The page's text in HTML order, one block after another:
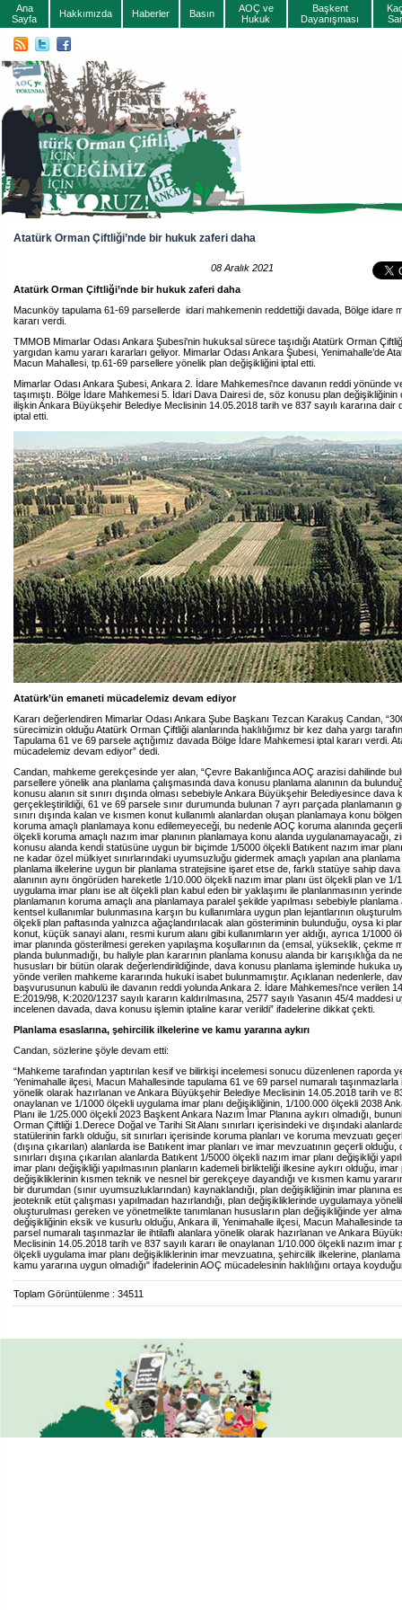
Ana
Sayfa
Hakkımızda Haberler Basın
AOÇ ve
Hukuk
Başkent
Dayanışması
Atatürk Orman Çiftliği’nde bir hukuk zaferi daha
08 Aralık 2021
Atatürk Orman Çiftliği’nde bir hukuk zaferi daha
Macunköy tapulama 61-69 parsellerde idari mahkemenin reddettiği davada, Bölge idare
kararı verdi.
TMMOB Mimarlar Odası Ankara Şubesi'nin hukuksal sürece taşıdığı Atatürk Orman
yargıdan kamu yararı kararları geliyor. Mimarlar Odası Ankara Şubesi, Yenimahalle’de
Macun Mahallesi, tp.61-69 parsellere yönelik plan değişikliğini iptal etti.
Mimarlar Odası Ankara Şubesi, Ankara 2. İdare Mahkemesi'nce davanın reddi yönünde
taşımıştı. Bölge İdare Mahkemesi 5. İdari Dava Dairesi de, söz konusu plan değişikliğinin
ilişkin Ankara Büyükşehir Belediye Meclisinin 14.05.2018 tarih ve 837 sayılı kararına dair
iptal etti.
Atatürk’ün emaneti mücadelemiz devam ediyor
Kararı değerlendiren Mimarlar Odası Ankara Şube Başkanı Tezcan Karakuş Candan,
sürecimizin olduğu Atatürk Orman Çiftliği alanlarında haklılığımız bir kez daha yargı
Tapulama 61 ve 69 parsele açtığımız davada Bölge İdare Mahkemesi iptal kararı verdi.
mücadelemiz devam ediyor” dedi.
Candan, mahkeme gerekçesinde yer alan, “Çevre Bakanlığınca AOÇ arazisi dahilinde
parsellere yönelik ana planlama çalışmasında dava konusu planlama alanının da
konusu alanın sit sınırı dışında olması sebebiyle Ankara Büyükşehir Belediyesince dava
gerçekleştirildiği, 61 ve 69 parsele sınır durumunda bulunan 7 ayrı parçada planlamanın
sınırı dışında kalan ve kısmen konut kullanımlı alanlardan oluşan planlamaya konu
koruma amaçlı planlamaya konu edilemeyeceği, bu nedenle AOÇ koruma alanında
ölçekli koruma amaçlı nazım imar planının planlamaya konu alanda uygulanamayacağı,
konusu alanda kendi statüsüne uygun bir biçimde 1/5000 ölçekli Batıkent nazım imar
ne kadar özel mülkiyet sınırlarındaki uyumsuzluğu gidermek amaçlı yapılan ana planlama
planlama ilkelerine uygun bir planlama stratejisine işaret etse de, farklı statüye sahip
alanının aynı öngörüden hareketle 1/10.000 ölçekli nazım imar planı üst ölçekli plan ve 1/
uygulama imar planı ise alt ölçekli plan kabul eden bir yaklaşımı ile planlanmasının
planlamanın koruma amaçlı ana planlamaya paralel şekilde yapılması sebebiyle planlama
kentsel kullanımlar bulunmasına karşın bu kullanımlara uygun plan lejantlarının
ölçekli plan paftasında yalnızca ağaçlandırılacak alan gösteriminin bulunduğu, oysa ki
konut, küçük sanayi alanı, resmi kurum alanı gibi kullanımların yer aldığı, ayrıca 1/1000
imar planında gösterilmesi gereken yapılaşma koşullarının da (emsal, yükseklik, çekme
planda bulunmadığı, bu haliyle plan kararının planlama konusu alanda bir karışıklığa da
hususları bir bütün olarak değerlendirildiğinde, dava konusu planlama işleminde hukuka
yönde verilen mahkeme kararında hukuki isabet bulunmamıştır. Açıklanan nedenlerle,
başvurusunun kabulü ile davanın reddi yolunda Ankara 2. İdare Mahkemesi'nce verilen
E:2019/98, K:2020/1237 sayılı kararın kaldırılmasına, 2577 sayılı Yasanın 45/4 maddesi
incelenen davada, dava konusu işlemin iptaline karar verildi” ifadelerine dikkat çekti.
Planlama esaslarına, şehircilik ilkelerine ve kamu yararına aykırı
Candan, sözlerine şöyle devam etti:
“Mahkeme tarafından yaptırılan kesif ve bilirkişi incelemesi sonucu düzenlenen raporda
‘Yenimahalle ilçesi, Macun Mahallesinde tapulama 61 ve 69 parsel numaralı taşınmazlarla
yönelik olarak hazırlanan ve Ankara Büyükşehir Belediye Meclisinin 14.05.2018 tarih ve
onaylanan ve 1/1000 ölçekli uygulama imar planı değişikliğinin, 1/100.000 ölçekli 2038
Planı ile 1/25.000 ölçekli 2023 Başkent Ankara Nazım İmar Planına aykırı olmadığı,
Orman Çiftliği 1.Derece Doğal ve Tarihi Sit Alanı sınırları içerisindeki ve dışındaki
statülerinin farklı olduğu, sit sınırları içerisinde koruma planları ve koruma mevzuatı
(dışına çıkarılan) alanlarda ise Batıkent imar planları ve imar mevzuatının geçerli olduğu,
sınırları dışına çıkarılan alanlarda Batıkent 1/5000 ölçekli nazım imar planı değişikliği
imar planı değişikliği yapılmasının planların kademeli birlikteliği ilkesine aykırı olduğu, imar
değişikliklerinin kısmen teknik ve nesnel bir gerekçeye dayandığı ve kısmen kamu
bir durumdan (sınır uyumsuzluklarından) kaynaklandığı, plan değişikliğinin imar planına
jeoteknik etüt çalışması yapılmadan hazırlandığı, plan değişikliklerinde uygulamaya
oluşturulması gereken ve yönetmelikte tanımlanan hususların plan değişikliğinde yer
değişikliğinin eksik ve kusurlu olduğu, Ankara ili, Yenimahalle ilçesi, Macun Mahallesinde
parsel numaralı taşınmazlar ile ihtilaflı alanlara yönelik olarak hazırlanan ve Ankara
Meclisinin 14.05.2018 tarih ve 837 sayılı kararı ile onaylanan 1/10.000 ölçekli nazım imar
ölçekli uygulama imar planı değişikliklerinin imar mevzuatına, şehircilik ilkelerine,
kamu yararına uygun olmadığı" ifadelerinin AOÇ mücadelesinin haklılığını ortaya
Toplam Görüntülenme : 34511